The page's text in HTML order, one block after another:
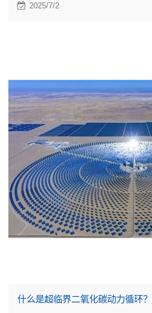
2025/7/2
什么是超临界二氧化碳动力循环？